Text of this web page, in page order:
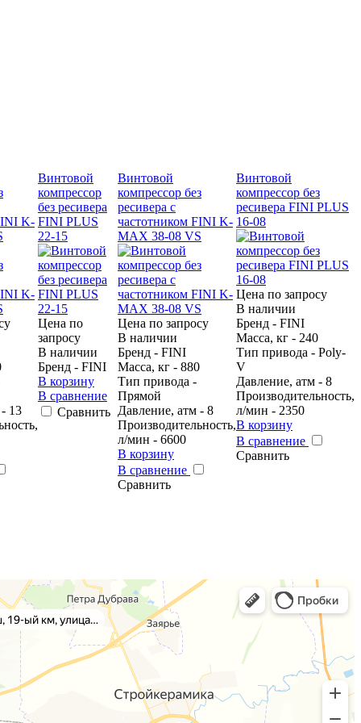
K-
13
Винтовой
компрессор
без ресивера
FINI PLUS
22-15
Цена по
запросу
В наличии
Бренд - FINI
В корзину
В сравнение
Сравнить
Винтовой
компрессор без
ресивера с
частотником FINI K-
MAX 38-08 VS
Цена по запросу
В наличии
Бренд - FINI
Масса, кг - 880
Тип привода -
Прямой
Давление, атм - 8
Производительность,
л/мин - 6600
В корзину
В сравнение
Сравнить
Винтовой
компрессор без
ресивера FINI PLUS
16-08
Цена по запросу
В наличии
Бренд - FINI
Масса, кг - 240
Тип привода - Poly-
V
Давление, атм - 8
Производительность,
л/мин - 2350
В корзину
В сравнение
Сравнить